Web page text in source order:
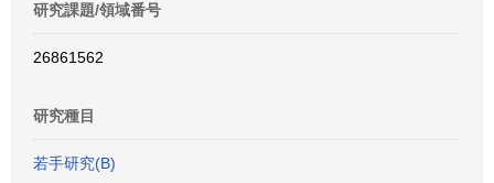
研究課題/領域番号
26861562
研究種目
若手研究(B)